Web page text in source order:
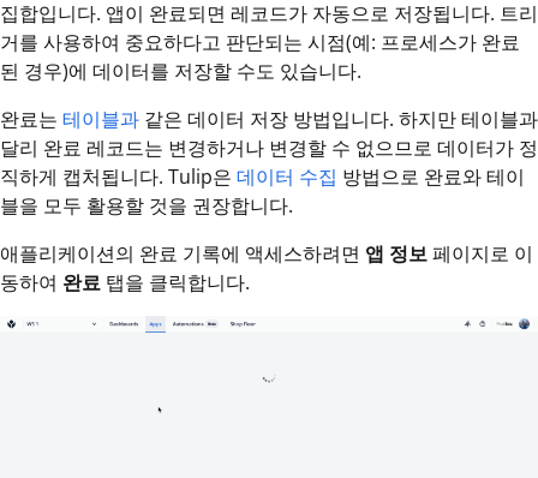
집합입니다. 앱이 완료되면 레코드가 자동으로 저장됩니다. 트리
거를 사용하여 중요하다고 판단되는 시점(예: 프로세스가 완료
된 경우)에 데이터를 저장할 수도 있습니다.
완료는 테이블과 같은 데이터 저장 방법입니다. 하지만 테이블과
달리 완료 레코드는 변경하거나 변경할 수 없으므로 데이터가 정
직하게 캡처됩니다. Tulip은 데이터 수집 방법으로 완료와 테이
블을 모두 활용할 것을 권장합니다.
애플리케이션의 완료 기록에 액세스하려면 앱 정보페이지로 이
동하여 완료 탭을 클릭합니다.